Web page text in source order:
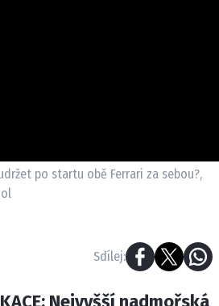
KONTAKT
VYDAVATEL
ÚDAJE / COOKIES
po startu obě Ferrari za sebou?,
Sdílej:
Nejvyšší nadmořská